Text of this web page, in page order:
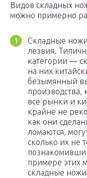
Видов складных
можно примерно
Складные ножи
лезвия.
категории —
на них
безымянный
все рынки и
крайне не
как они
ломаются,
сколько их не
примере этих
складные